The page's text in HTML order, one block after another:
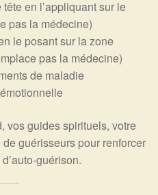
en l’appliquant sur le
pas la médecine)
le posant sur la zone
pas la médecine)
de maladie
vos guides spirituels, votre
guérisseurs pour renforcer
guérison.